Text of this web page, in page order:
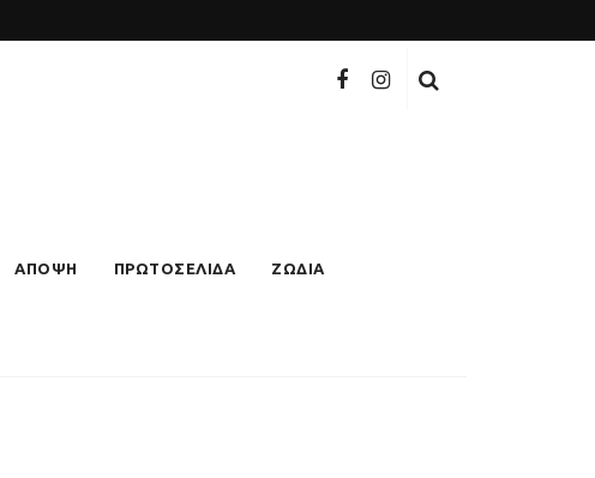
ΑΠΟΨΗ ΠΡΩΤΟΣΕΛΙΔΑ ΖΩΔΙΑ